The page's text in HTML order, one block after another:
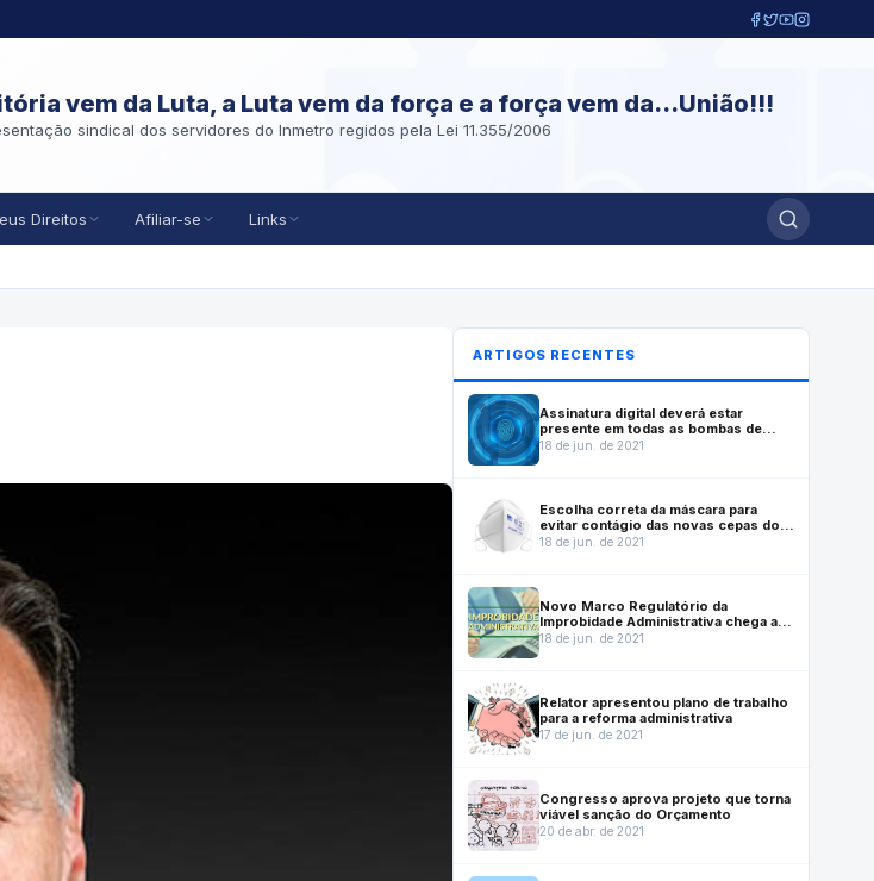
vem da Luta, a Luta vem da força e a força vem da...União!!!
sindical dos servidores do Inmetro regidos pela Lei 11.355/2006
Direitos Afiliar-se Links
ARTIGOS RECENTES
Assinatura digital deverá estar
presente em todas as bombas de
combustível fabricadas no Brasil a
18 de jun. de 2021
Escolha correta da máscara para
evitar contágio das novas cepas do
coronavírus
18 de jun. de 2021
Novo Marco Regulatório da
Improbidade Administrativa chega ao
Senado
18 de jun. de 2021
Relator apresentou plano de trabalho
para a reforma administrativa
17 de jun. de 2021
Congresso aprova projeto que torna
viável sanção do Orçamento
20 de abr. de 2021